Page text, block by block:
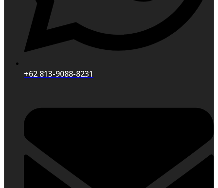
+62 813-9088-8231